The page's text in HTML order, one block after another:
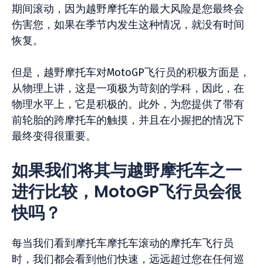
期间滚动，因为越野摩托车的最大风险是您最终会
伤害您，如果在季节内发生这种情况，就没有时间
恢复。
但是，越野摩托车对MotoGP飞行员的积极方面是，
从物理上讲，这是一项极为苛刻的学科，因此，在
物理水平上，它是积极的。此外，为您提供了带有
前轮胎的跨摩托车的触摸，并且在小握把的情况下
最终变得很重要。
如果我们将其与越野摩托车之一
进行比较，MotoGP飞行员会很
快吗？
每当我们看到摩托车摩托车滚动的摩托车飞行员
时，我们都会看到他们快速，远远超过您在任何巡